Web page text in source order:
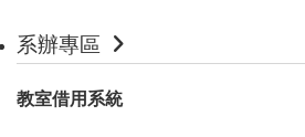
系辦專區
教室借用系統